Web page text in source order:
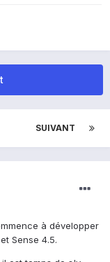
SUIVANT
à développer
Sense 4.5.